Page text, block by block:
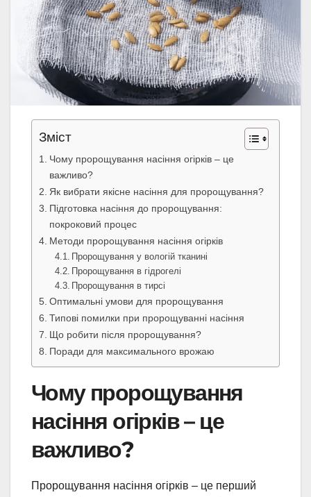
Зміст
Чому пророщування насіння огірків – це
важливо?
Як вибрати якісне насіння для пророщування?
Підготовка насіння до пророщування:
покроковий процес
Методи пророщування насіння огірків
Пророщування у вологій тканині
Пророщування в гідрогелі
Пророщування в тирсі
Оптимальні умови для пророщування
Типові помилки при пророщуванні насіння
Що робити після пророщування?
Поради для максимального врожаю
Чому пророщування
насіння огірків – це
важливо?
Пророщування насіння огірків – це перший